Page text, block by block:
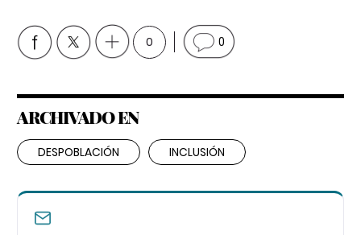
0 0
ARCHIVADO EN
DESPOBLACIÓN INCLUSIÓN